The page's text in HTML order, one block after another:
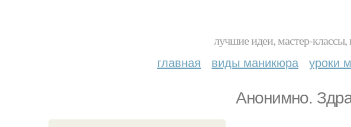
лучшие идеи, мастер-
главная виды маникюра уроки
Анонимно.